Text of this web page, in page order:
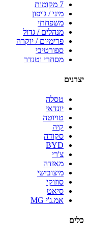
7 מקומות
מיני / ג'יפון
משפחתי
מנהלים / גדול
פרימיום / יוקרה
ספורטיבי
מסחרי וטנדר
יצרנים
טסלה
יונדאי
טויוטה
קיה
סקודה
BYD
צ'רי
מאזדה
מיצובישי
סוזוקי
סיאט
אמ.ג'י MG
כלים